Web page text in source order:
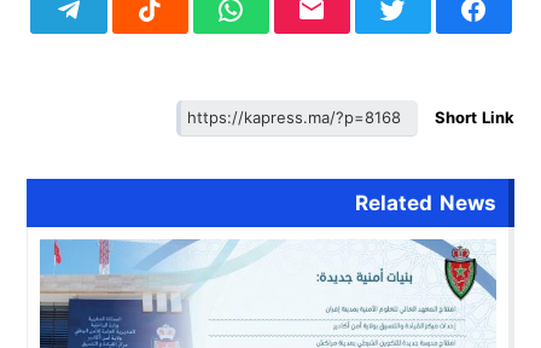
Short Link
Related News